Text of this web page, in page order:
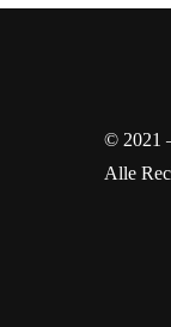
© 2021
Alle